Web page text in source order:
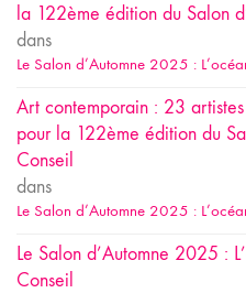
la 122ème édition du Salon
dans
Le Salon d’Automne 2025 :
Art contemporain : 23
pour la 122ème édition du
Conseil
dans
Le Salon d’Automne 2025 :
Le Salon d’Automne 2025 :
Conseil